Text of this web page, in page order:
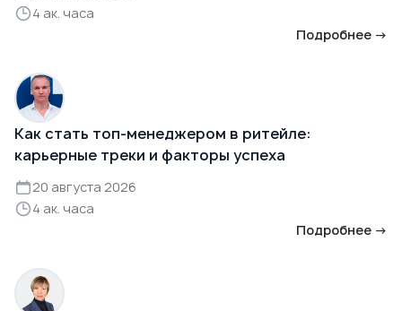
4 ак. часа
Подробнее →
Как стать топ-менеджером в ритейле:
карьерные треки и факторы успеха
20 августа 2026
4 ак. часа
Подробнее →